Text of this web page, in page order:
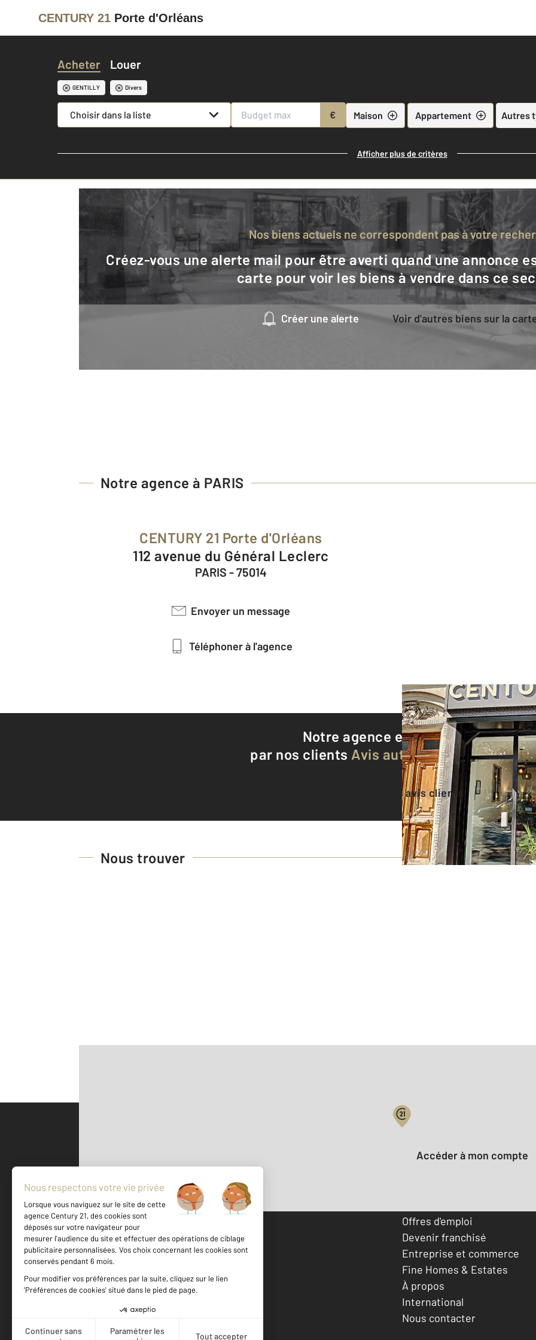
CENTURY 21 Porte d'Orléans
Acheter Louer
GENTILLY Divers
Choisir dans la liste € Maison Appartement Autres
Afficher plus de critères
Nos biens actuels ne correspondent pas à votre
Créez-vous une alerte mail pour être averti quand une annonce est en ligne et consultez la
carte pour voir les biens à vendre dans ce
Créer une alerte Voir d'autres biens sur la
Notre agence à PARIS
CENTURY 21 Porte d'Orléans
112 avenue du Général Leclerc
PARIS - 75014
Envoyer un message
Téléphoner à l'agence
Notre agence est notée9,4/10
par nos clients Avis authentifiés par
Voir tous les avis clients
Nous trouver
500 m ©Mappy
Votre compte :
Accéder à mon compte
Votre agence est notée
Achat
10
Location
Offres d'emploi
Devenir franchisé
Entreprise et commerce
Fine Homes & Estates
À propos
International
Nous contacter